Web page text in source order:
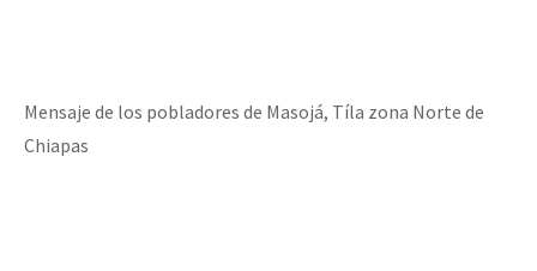
Mensaje de los pobladores de Masojá, Tíla zona Norte de
Chiapas